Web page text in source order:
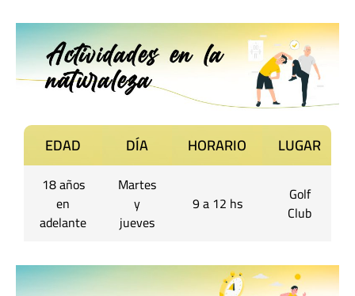
EDAD DÍA HORARIO LUGAR
18 años
en
adelante
Martes
y
jueves
9 a 12 hs
Golf
Club